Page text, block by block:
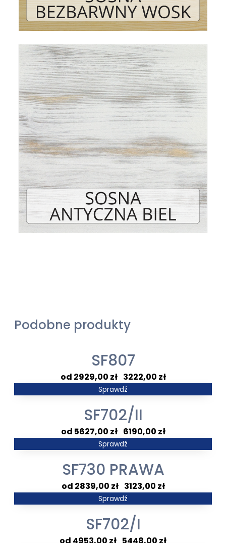
Podobne produkty
SF807
2929,00 zł– 3222,00 zł
Zakres
2929,00 zł
do
3222,00 zł
Sprawdź
SF702/II
5627,00 zł– 6190,00 zł
Zakres
5627,00 zł
do
6190,00 zł
Sprawdź
SF730 PRAWA
2839,00 zł– 3123,00 zł
Zakres
2839,00 zł
do
Sprawdź
SF702/I
Zakres